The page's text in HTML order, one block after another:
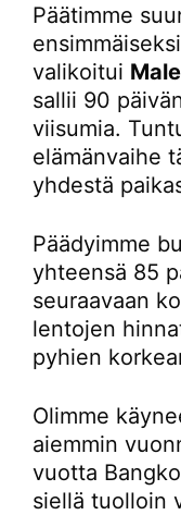
Päätimme
valikoitui
sallii 90
viisumia.
elämänvaihe
yhdestä
Päädyimme
yhteensä 85
seuraavaan
lentojen
pyhien
Olimme
aiemmin
vuotta
siellä tuolloin